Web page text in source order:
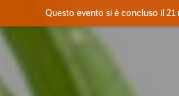
Dove
Questo evento si è concluso il 21